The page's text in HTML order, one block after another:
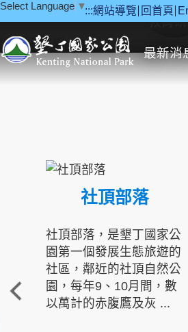
:::網站導覽 回首頁
Select Language ▼
最新消
教育
社頂部落
社頂部落，是墾丁國家公
園第一個發展生態旅遊的
社區，鄰近的社頂自然公
園，每年9、10月間，數
以萬計的赤腹鷹及灰 ...